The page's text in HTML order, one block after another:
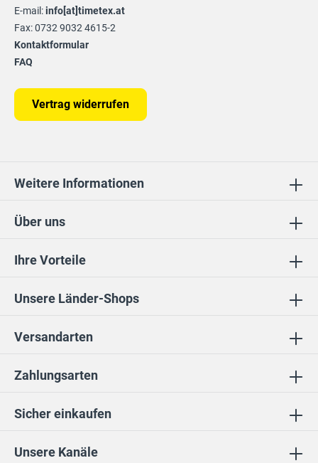
Unsere Kanäle
Ihre Vorteile
Unsere Länder-Shops
Sicher einkaufen
Über uns
E-mail:info[at]timetex.at
Fax: 0732 9032 4615-2
Kontaktformular
FAQ
Vertrag widerrufen
Weitere Informationen
Zahlungsarten
Versandarten